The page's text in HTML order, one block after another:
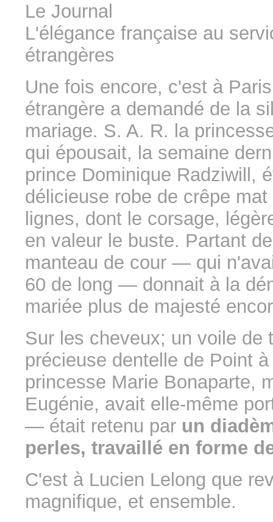
Le Journal
L'élégance française au
étrangères
Une fois encore, c'est à
étrangère a demandé de la
mariage. S. A. R. la
qui épousait, la semaine
prince Dominique Radziwill,
délicieuse robe de crêpe
lignes, dont le corsage,
en valeur le buste. Partant
manteau de cour — qui
60 de long — donnait à la
mariée plus de majesté
Sur les cheveux; un voile de
précieuse dentelle de Point
princesse Marie Bonaparte,
Eugénie, avait elle-même
— était retenu par un
perles, travaillé en forme
C'est à Lucien Lelong que
magnifique, et ensemble.